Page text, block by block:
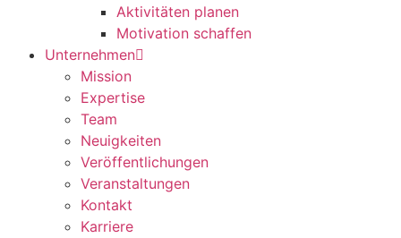
Aktivitäten planen
Motivation schaffen
Unternehmen
Mission
Expertise
Team
Neuigkeiten
Veröffentlichungen
Veranstaltungen
Kontakt
Karriere